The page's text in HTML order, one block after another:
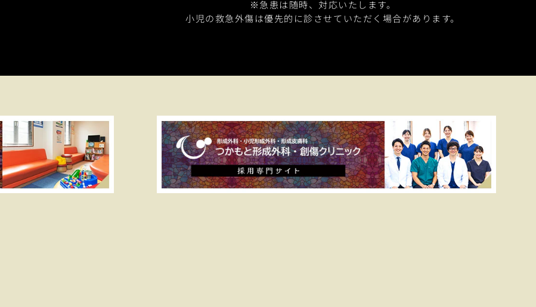
※急患は随時、対応いたします。
小児の救急外傷は優先的に診させて いただく場合があります。